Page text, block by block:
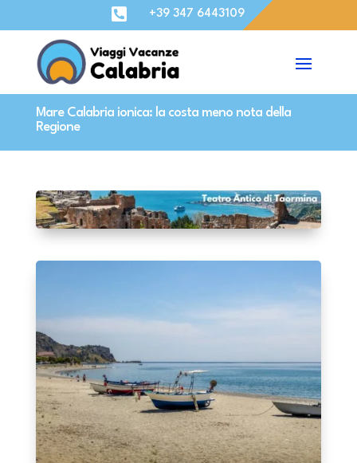
 +39 347 6443109
Mare Calabria ionica: la costa meno nota della
Regione